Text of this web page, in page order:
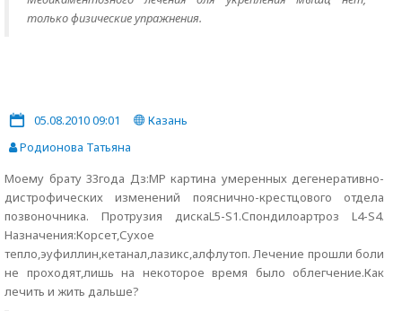
только физические упражнения.
05.08.2010 09:01
Казань
Родионова Татьяна
Моему брату 33года Дз:МР картина умеренных дегенеративно-
дистрофических изменений пояснично-крестцового отдела
позвоночника. Протрузия дискаL5-S1.Спондилоартроз L4-S4.
Назначения:Корсет,Сухое
тепло,эуфиллин,кетанал,лазикс,алфлутоп. Лечение прошли боли
не проходят,лишь на некоторое время было облегчение.Как
лечить и жить дальше?